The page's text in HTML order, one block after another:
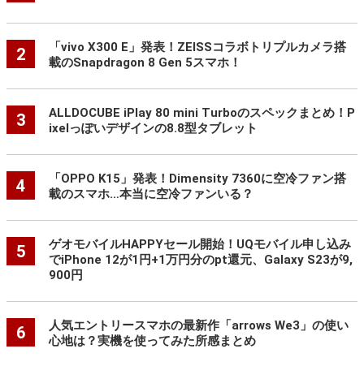
2
「vivo X300 E」発表！ZEISSコラボトリプルカメラ搭
載のSnapdragon 8 Gen 5スマホ！
3
ALLDOCUBE iPlay 80 mini Turboのスペックまとめ！P
ixelっぽいデザインの8.8型タブレット
4
「OPPO K15」発表！Dimensity 7360に空冷ファン搭
載のスマホ…本当に空冷ファンいる？
5
ゲオモバイルHAPPYセール開始！UQモバイル申し込み
でiPhone 12が1円+1万円分のpt還元、Galaxy S23が9,
900円
6
人気エントリースマホの最新作「arrows We3」の使い
心地は？実機を使ってみた所感まとめ